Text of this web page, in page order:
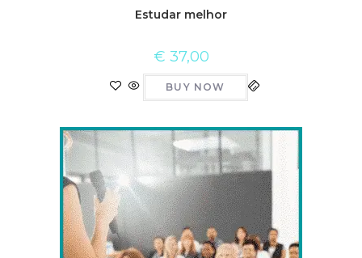
Estudar melhor
€ 37,00
BUY NOW